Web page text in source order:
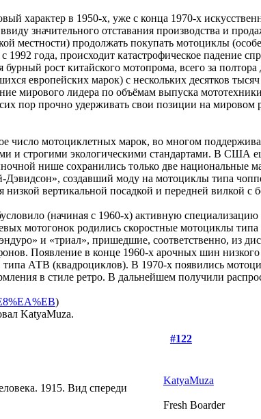
характер в 1950-х, уже с конца 1970-х
значительного отставания производства и
местности) продолжать покупать мотоциклы
года, происходит катастрофическое падение
рост китайского мотопрома, всего за
европейских марок) с нескольких десятков
мирового лидера по объёмам выпуска
пор прочно удерживать свои позиции на
число мотоциклетных марок, во многом
и строгими экологическими стандартами. В США
нише сохранились только две национальные
создавший моду на мотоциклы типа
вертикальной посадкой и передней вилкой
(начиная с 1960-х) активную
мотогонок родились скоростные мотоциклы
и «триал», пришедшие, соответственно, из
Появление в конце 1960-х арочных шин низкого
АТВ (квадроциклов). В 1970-х появились
в стиле ретро. В дальнейшем получили
)
KatyaMuza.
#122
1915. Вид спереди
KatyaMuza
Fresh Boarder